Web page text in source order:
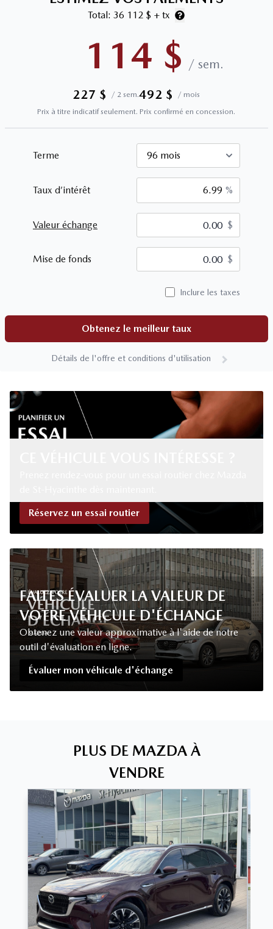
Total: 36 112 $ + tx
114 $ / sem.
227 $ / 2 sem.492 $ / mois
Prix à titre indicatif seulement. Prix confirmé en concession.
Terme
Taux d’intérêt %
Valeur échange $ $
Mise de fonds $
Inclure les taxes
Obtenez le meilleur taux
Détails de l'offre et conditions d'utilisation
Réservez un essai routier
FAITES ÉVALUER LA VALEUR DE
VOTRE VÉHICULE D'ÉCHANGE
Obtenez une valeur approximative à l'aide de notre
outil d'évaluation en ligne.
Évaluer mon véhicule d'échange
PLUS DE MAZDA À
VENDRE